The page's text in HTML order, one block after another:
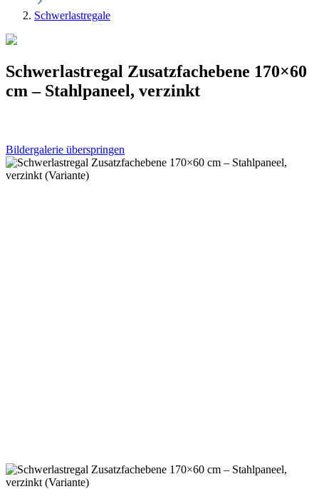
Schwerlastregale
Schwerlastregal Zusatzfachebene 170×60
cm – Stahlpaneel, verzinkt
Bildergalerie überspringen